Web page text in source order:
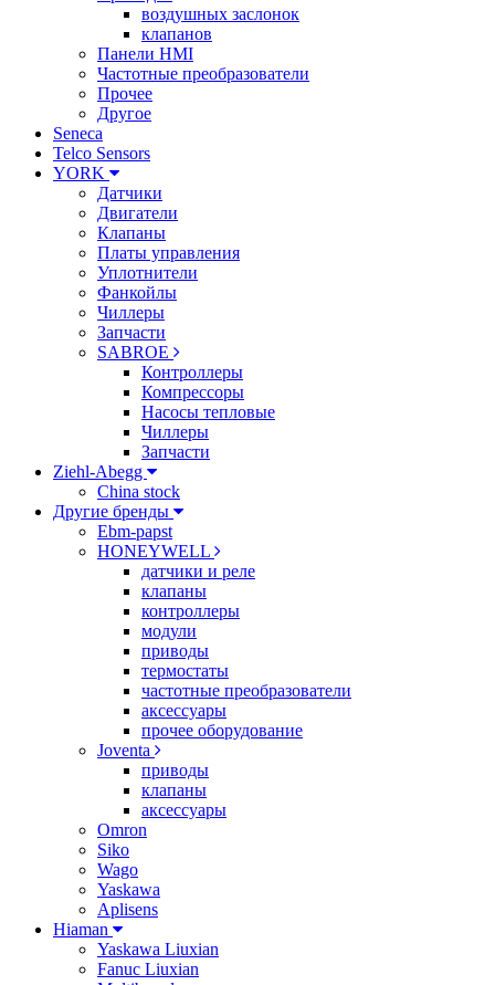
воздушных заслонок
клапанов
Панели HMI
Частотные преобразователи
Прочее
Другое
Seneca
Telco Sensors
YORK
Датчики
Двигатели
Клапаны
Платы управления
Уплотнители
Фанкойлы
Чиллеры
Запчасти
SABROE
Контроллеры
Компрессоры
Насосы тепловые
Чиллеры
Запчасти
Ziehl-Abegg
China stock
Другие бренды
Ebm-papst
HONEYWELL
датчики и реле
клапаны
контроллеры
модули
приводы
термостаты
частотные преобразователи
аксессуары
прочее оборудование
Joventa
приводы
клапаны
аксессуары
Omron
Siko
Wago
Yaskawa
Aplisens
Hiaman
Yaskawa Liuxian
Fanuc Liuxian